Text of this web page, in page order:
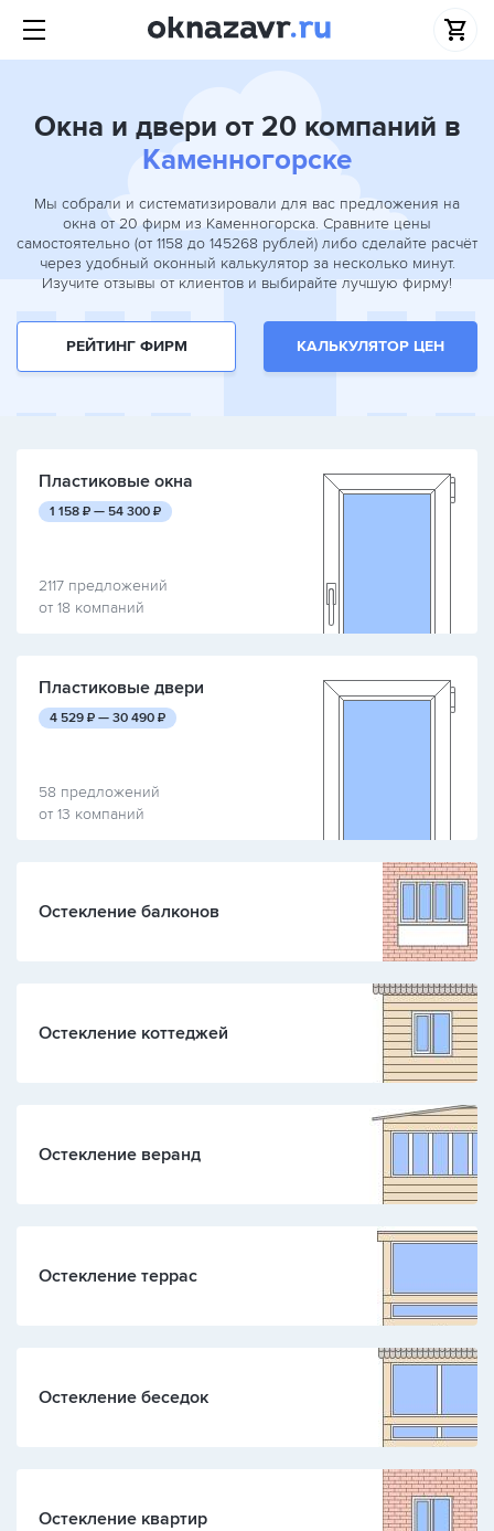
Окна и двери от 20 компаний в
Каменногорске
Мы собрали и систематизировали для вас предложения на
окна от 20 фирм из Каменногорска. Сравните цены
самостоятельно (от 1158 до 145268 рублей) либо сделайте расчёт
через удобный оконный калькулятор за несколько минут.
Изучите отзывы от клиентов и выбирайте лучшую фирму!
РЕЙТИНГ ФИРМ КАЛЬКУЛЯТОР ЦЕН
Пластиковые окна
1 158 руб.
₽ — 54 300 руб.
₽
2117 предложений
от 18 компаний
Пластиковые двери
4 529 руб.
₽ — 30 490 руб.
₽
58 предложений
от 13 компаний
Остекление балконов
Остекление коттеджей
Остекление веранд
Остекление террас
Остекление беседок
Остекление квартир